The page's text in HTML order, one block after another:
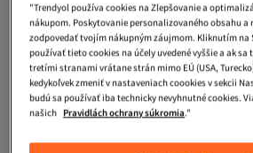
"Trendyol používa cookies na Zlepšovanie a
nákupom. Poskytovanie personalizovaného obsahu a
zodpovedať tvojím nákupným záujmom. Kliknutím na
používať tieto cookies na účely uvedené vyššie a ak
tretími stranami vrátane strán mimo EÚ (USA,
kedykoľvek zmeniť v nastaveniach coookies v sekcii
budú sa používať iba technicky nevyhnutné cookies.
našich Pravidlách ochrany súkromia."